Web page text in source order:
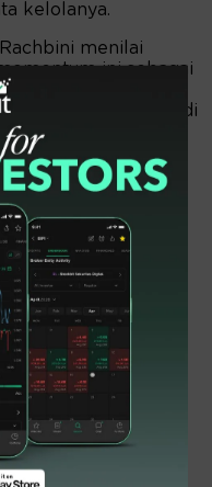
kelolanya.
menilai
ini sebagai
reformasi
MBG agar menjadi